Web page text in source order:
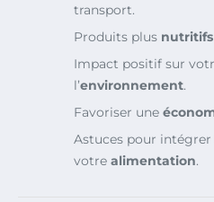
transport.
Produits plus nutritifs
Impact positif sur
l’environnement.
Favoriser une
Astuces pour
votre alimentation.